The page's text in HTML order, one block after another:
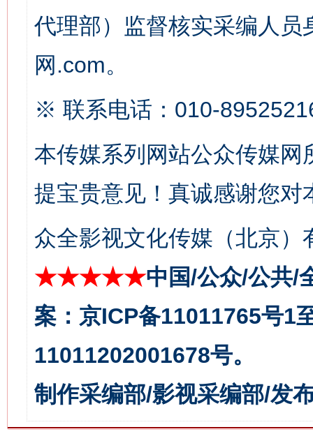
代理部）监督核实采编人员
网.com。
※ 联系电话：010-
本传媒系列网站公众传媒
提宝贵意见！真诚感谢您
众全影视文化传媒（北京）
★★★★★中国/公众/公共/
案：京ICP备11011765号1
11011202001678号。
制作采编部/影视采编部/发
习近平的博鳌关键词